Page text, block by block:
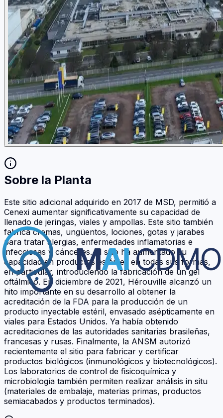
Sobre la Planta
Este sitio adicional adquirido en 2017 de MSD, permitió a
Cenexi aumentar significativamente su capacidad de
llenado de jeringas, viales y ampollas. Este sitio también
fabrica cremas, ungüentos, lociones, gotas y jarabes
para tratar alergias, enfermedades inflamatorias e
infecciosas y cánceres. El sitio ha aumentado su
capacidad en productos estériles en todas sus formas,
en particular, introduciendo la fabricación de un gel
oftálmico. En diciembre de 2021, Hérouville alcanzó un
hito importante en su desarrollo al obtener la
acreditación de la FDA para la producción de un
producto inyectable estéril, envasado asépticamente en
viales para Estados Unidos. Ya había obtenido
acreditaciones de las autoridades sanitarias brasileñas,
francesas y rusas. Finalmente, la ANSM autorizó
recientemente el sitio para fabricar y certificar
productos biológicos (inmunológicos y biotecnológicos).
Los laboratorios de control de fisicoquímica y
microbiología también permiten realizar análisis in situ
(materiales de embalaje, materias primas, productos
semiacabados y productos terminados).